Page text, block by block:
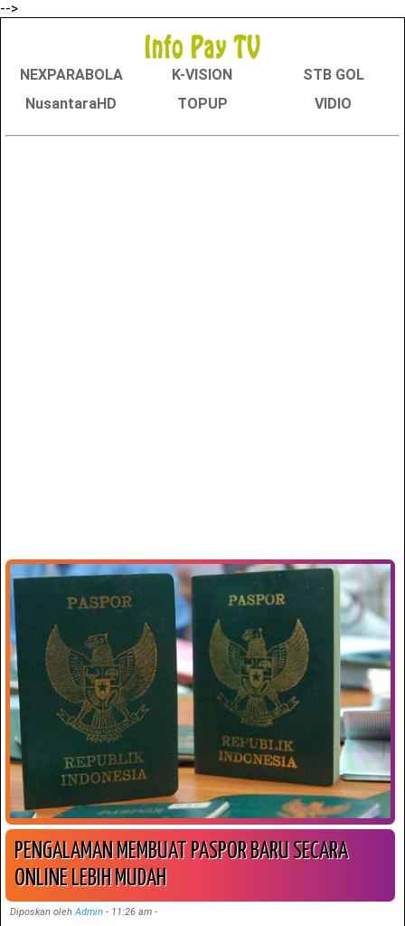
-->
NEXPARABOLA K-VISION
STB GOL
NusantaraHD
TOPUP VIDIO
PENGALAMAN MEMBUAT PASPOR BARU SECARA
ONLINE LEBIH MUDAH
Diposkan olehAdmin - 11:26 am-